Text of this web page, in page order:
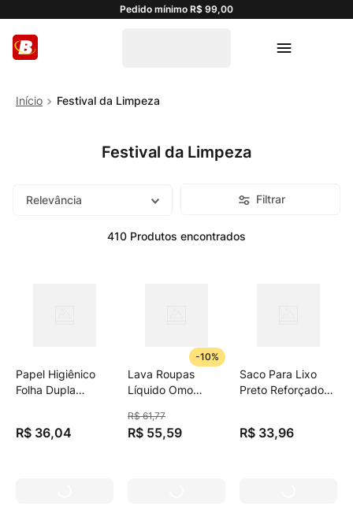
Pedido mínimo R$ 99,00
Festival da Limpeza
Festival da Limpeza
Relevância Filtrar
410 Produtos
Papel Higiênico
Folha Dupla
Pague 15
R$ 36,04
-10%
Lava Roupas
Líquido Omo
5l
R$ 61,77
R$ 55,59
Saco Para Lixo
Preto Reforçado
Unidades
R$ 33,96